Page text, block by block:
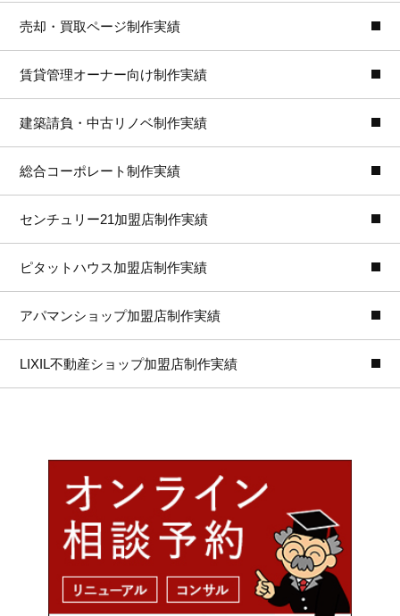
売却・買取ページ制作実績
賃貸管理オーナー向け制作実績
建築請負・中古リノベ制作実績
総合コーポレート制作実績
センチュリー21加盟店制作実績
ピタットハウス加盟店制作実績
アパマンショップ加盟店制作実績
LIXIL不動産ショップ加盟店制作実績